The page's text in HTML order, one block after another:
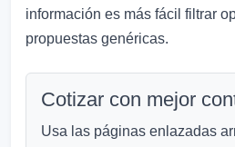
información es más fácil filtrar
propuestas genéricas.
Cotizar con mejor
Usa las páginas enlazadas